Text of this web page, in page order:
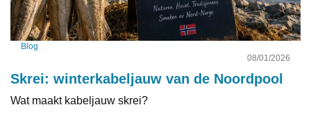
Blog
08/01/2026
Skrei: winterkabeljauw van de Noordpool
Wat maakt kabeljauw skrei?